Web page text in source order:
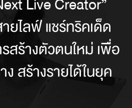
ไลฟ์ แชร์ทริคเด็ด
สร้างตัวตนใหม่ เพื่อ
สร้างรายได้ในยุค